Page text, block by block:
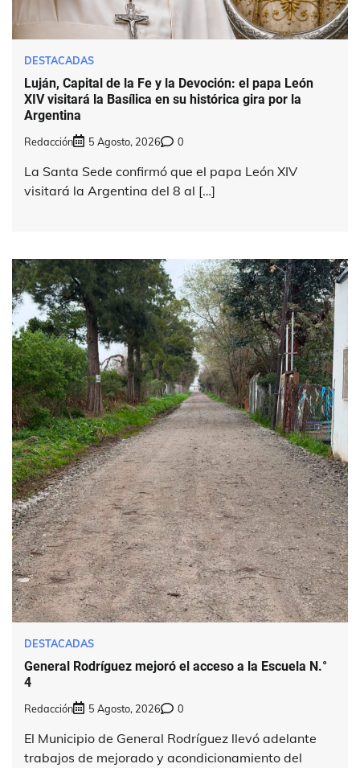
DESTACADAS
Luján, Capital de la Fe y la Devoción: el papa León
XIV visitará la Basílica en su histórica gira por la
Argentina
Redacción 5 Agosto, 2026 0
La Santa Sede confirmó que el papa León XIV
visitará la Argentina del 8 al […]
DESTACADAS
General Rodríguez mejoró el acceso a la Escuela N.°
4
Redacción 5 Agosto, 2026 0
El Municipio de General Rodríguez llevó adelante
trabajos de mejorado y acondicionamiento del